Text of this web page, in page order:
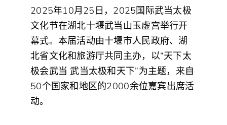
2025年10月 25 日， 2025国际武当太极
文化节在湖北十堰武当山玉虚宫举行开
幕式。本届活动由十堰市人民政府、湖
北省文化和旅游厅共同主办，以“天下太
极会武当 武当太极和天下”为主题，来自
50个国家和地区的2000余位嘉宾出席活
动。